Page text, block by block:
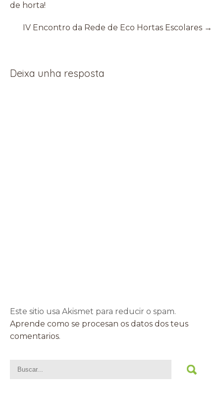
de horta!
IV Encontro da Rede de Eco Hortas Escolares →
Deixa unha resposta
Este sitio usa Akismet para reducir o spam.
Aprende como se procesan os datos dos teus
comentarios.